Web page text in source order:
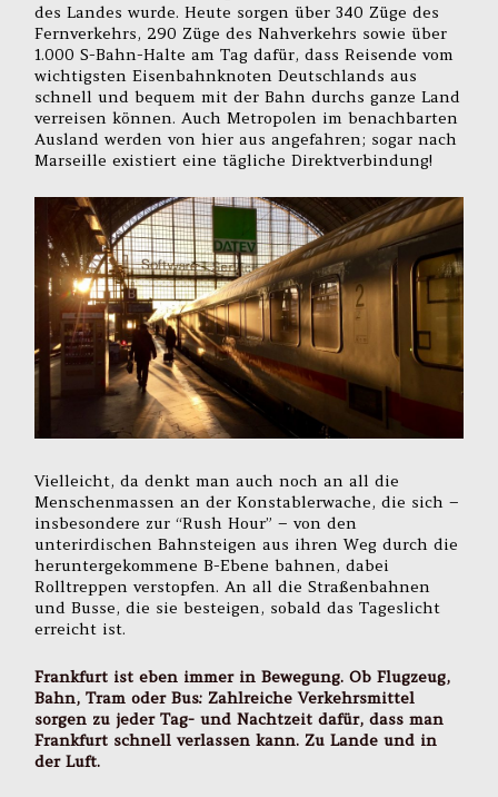
des Landes wurde. Heute sorgen über 340 Züge des
Fernverkehrs, 290 Züge des Nahverkehrs sowie über
1.000 S-Bahn-Halte am Tag dafür, dass Reisende vom
wichtigsten Eisenbahnknoten Deutschlands aus
schnell und bequem mit der Bahn durchs ganze Land
verreisen können. Auch Metropolen im benachbarten
Ausland werden von hier aus angefahren; sogar nach
Marseille existiert eine tägliche Direktverbindung!
Vielleicht, da denkt man auch noch an all die
Menschenmassen an der Konstablerwache, die sich –
insbesondere zur “Rush Hour” – von den
unterirdischen Bahnsteigen aus ihren Weg durch die
heruntergekommene B-Ebene bahnen, dabei
Rolltreppen verstopfen. An all die Straßenbahnen
und Busse, die sie besteigen, sobald das Tageslicht
erreicht ist.
Frankfurt ist eben immer in Bewegung. Ob Flugzeug,
Bahn, Tram oder Bus: Zahlreiche Verkehrsmittel
sorgen zu jeder Tag- und Nachtzeit dafür, dass man
Frankfurt schnell verlassen kann. Zu Lande und in
der Luft.